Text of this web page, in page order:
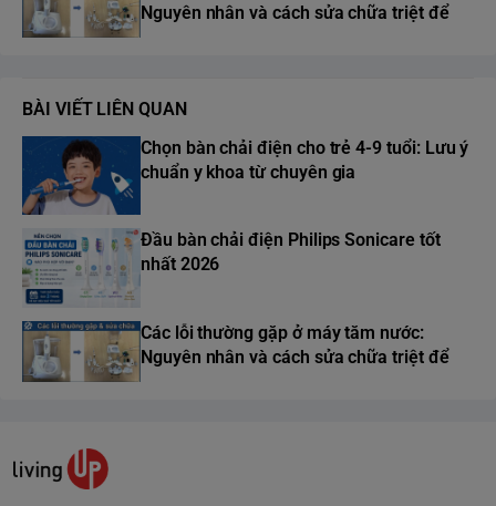
Nguyên nhân và cách sửa chữa triệt để
BÀI VIẾT LIÊN QUAN
Chọn bàn chải điện cho trẻ 4-9 tuổi: Lưu ý
chuẩn y khoa từ chuyên gia
Đầu bàn chải điện Philips Sonicare tốt
nhất 2026
Các lỗi thường gặp ở máy tăm nước:
Nguyên nhân và cách sửa chữa triệt để